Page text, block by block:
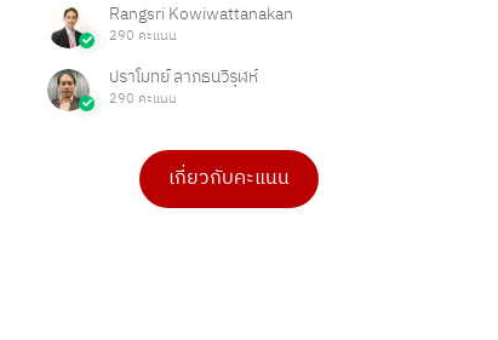
Rangsri Kowiwattanakan
290 คะแนน
ปราโมทย์ ลาภธนวิรุฬห์
290 คะแนน
ดร.เบ็ญจวรรณ บุญใจเพ็ชร
4 คะแนน
Ong Ongg
1 คะแนน
เกี่ยวกับคะแนน